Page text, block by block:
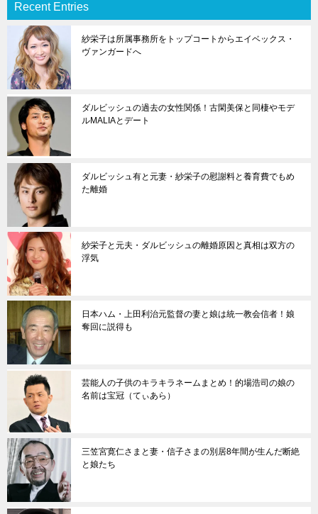
Recent Entries
紗栄子は所属事務所をトップコートからエイベックス・
ヴァンガードへ
ダルビッシュの過去の女性関係！古閑美保と同棲やモデ
ルMALIAとデート
ダルビッシュ有と元妻・紗栄子の慰謝料と養育費でもめ
た離婚
紗栄子と元夫・ダルビッシュの離婚原因と真相は双方の
浮気
日本ハム・上田利治元監督の妻と娘は統一教会信者！娘
奪回に説得も
芸能人の子供のキラキラネームまとめ！的場浩司の娘の
名前は宝冠（てぃあら）
三笠宮寛仁さまと妻・信子さまの別居8年間が生んだ断絶
と娘たち